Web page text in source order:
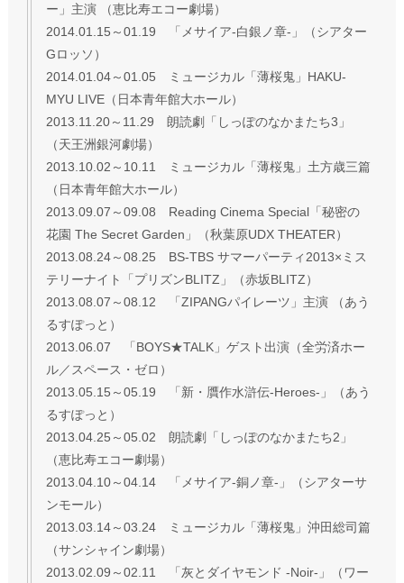
ー」主演 （恵比寿エコー劇場）
2014.01.15～01.19 「メサイア-白銀ノ章-」（シアター
Gロッソ）
2014.01.04～01.05 ミュージカル「薄桜鬼」HAKU-
MYU LIVE（日本青年館大ホール）
2013.11.20～11.29 朗読劇「しっぽのなかまたち3」
（天王洲銀河劇場）
2013.10.02～10.11 ミュージカル「薄桜鬼」土方歳三篇
（日本青年館大ホール）
2013.09.07～09.08 Reading Cinema Special「秘密の
花園 The Secret Garden」（秋葉原UDX THEATER）
2013.08.24～08.25 BS-TBS サマーパーティ2013×ミス
テリーナイト「プリズンBLITZ」（赤坂BLITZ）
2013.08.07～08.12 「ZIPANGパイレーツ」主演 （あう
るすぽっと）
2013.06.07 「BOYS★TALK」ゲスト出演（全労済ホー
ル／スペース・ゼロ）
2013.05.15～05.19 「新・贋作水滸伝-Heroes-」（あう
るすぽっと）
2013.04.25～05.02 朗読劇「しっぽのなかまたち2」
（恵比寿エコー劇場）
2013.04.10～04.14 「メサイア-銅ノ章-」（シアターサ
ンモール）
2013.03.14～03.24 ミュージカル「薄桜鬼」沖田総司篇
（サンシャイン劇場）
2013.02.09～02.11 「灰とダイヤモンド -Noir-」（ワー